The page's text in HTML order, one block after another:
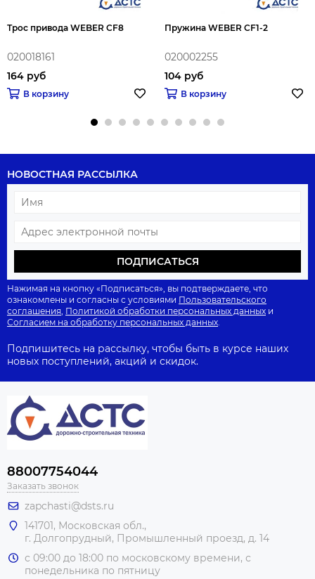
Трос привода WEBER CF8
020018161
164 руб
В корзину
Пружина WEBER CF1-2
020002255
104 руб
В корзину
НОВОСТНАЯ РАССЫЛКА
ПОДПИСАТЬСЯ
Нажимая на кнопку «Подписаться», вы подтверждаете, что
ознакомлены и согласны с условиями Пользовательского
соглашения Политикой обработки персональных данных и
Согласием на обработку персональных данных
Подпишитесь на рассылку, чтобы быть в курсе наших
новых поступлений, акций и скидок.
88007754044
Заказать звонок
zapchasti@dsts.ru
141701, Московская обл.,
г. Долгопрудный, Промышленный проезд, д. 14
с 09:00 до 18:00 по московскому времени, с
понедельника по пятницу